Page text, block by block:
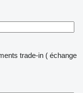
trade-in ( échange